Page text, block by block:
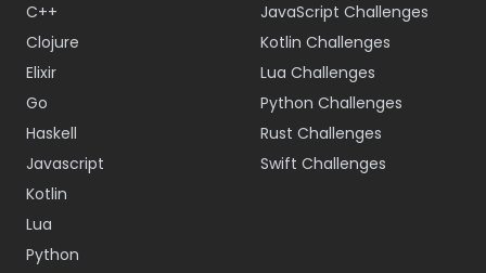
C++
Clojure
Elixir
Go
Haskell
Javascript
Kotlin
Lua
Python
JavaScript Challenges
Kotlin Challenges
Lua Challenges
Python Challenges
Rust Challenges
Swift Challenges